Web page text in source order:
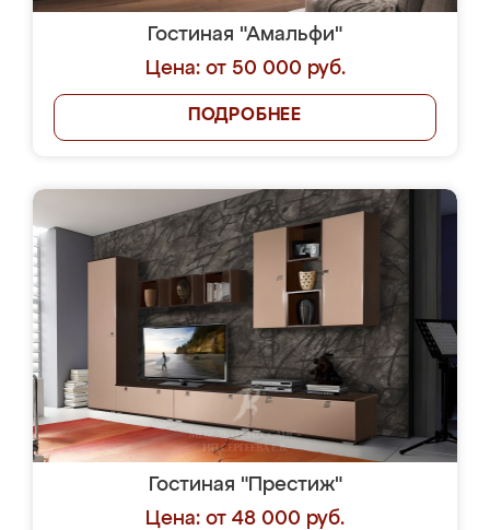
Гостиная "Амальфи"
Цена: от 50 000 руб.
ПОДРОБНЕЕ
Гостиная "Престиж"
Цена: от 48 000 руб.